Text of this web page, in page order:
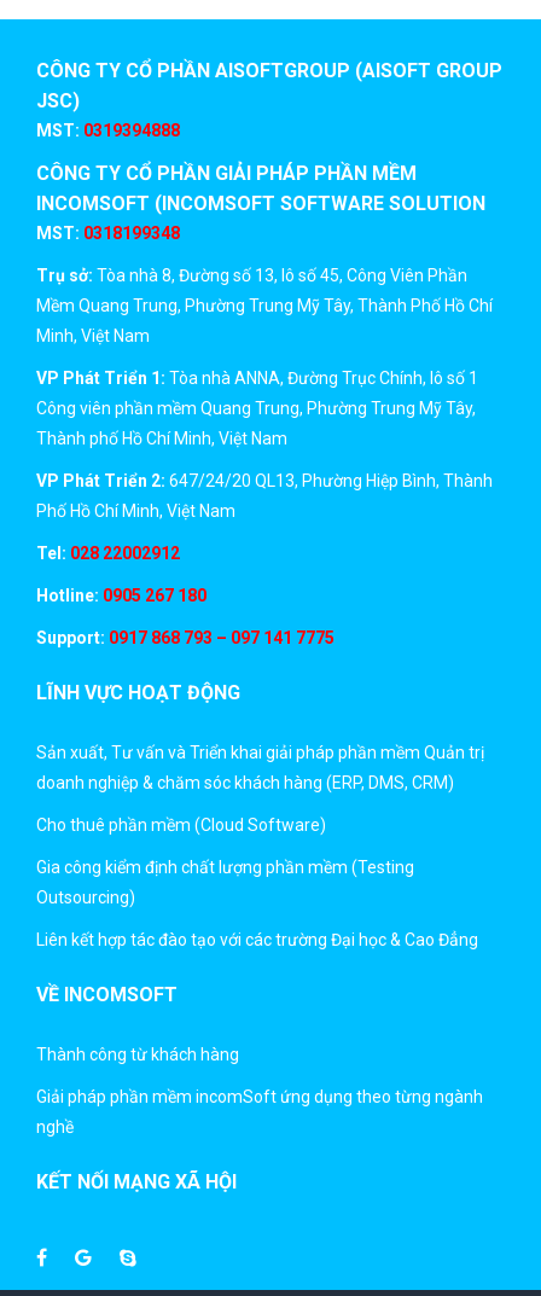
CÔNG TY CỔ PHẦN AISOFTGROUP (AISOFT GROUP
JSC)
MST: 0319394888
CÔNG TY CỔ PHẦN GIẢI PHÁP PHẦN MỀM
INCOMSOFT (INCOMSOFT SOFTWARE SOLUTION
JSC)
MST: 0318199348
Trụ sở: Tòa nhà 8, Đường số 13, lô số 45, Công Viên Phần
Mềm Quang Trung, Phường Trung Mỹ Tây, Thành Phố Hồ Chí
Minh, Việt Nam
VP Phát Triển 1: Tòa nhà ANNA, Đường Trục Chính, lô số 1
Công viên phần mềm Quang Trung, Phường Trung Mỹ Tây,
Thành phố Hồ Chí Minh, Việt Nam
VP Phát Triển 2: 647/24/20 QL13, Phường Hiệp Bình, Thành
Phố Hồ Chí Minh, Việt Nam
Tel: 028 22002912
Hotline: 0905 267 180
Support: 0917 868 793 – 097 141 7775
LĨNH VỰC HOẠT ĐỘNG
Sản xuất, Tư vấn và Triển khai giải pháp phần mềm Quản trị
doanh nghiệp & chăm sóc khách hàng (ERP, DMS, CRM)
Cho thuê phần mềm (Cloud Software)
Gia công kiểm định chất lượng phần mềm (Testing
Outsourcing)
Liên kết hợp tác đào tạo với các trường Đại học & Cao Đẳng
VỀ INCOMSOFT
Thành công từ khách hàng
Giải pháp phần mềm incomSoft ứng dụng theo từng ngành
nghề
KẾT NỐI MẠNG XÃ HỘI